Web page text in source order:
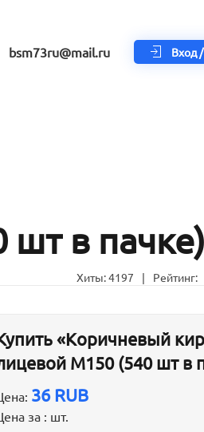
bsm73ru@mail.ru Вход
в пачке)
Хиты:4197 | Рейтинг:
«Коричневый
М150 (540 шт в
36 RUB
за : шт.